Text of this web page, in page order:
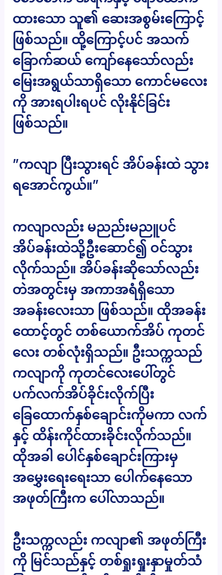
ထားသော သူ၏ ဆေးအစွမ်းကြောင့်
ဖြစ်သည်။ ထို့ကြောင့်ပင် အသက်
ခြောက်ဆယ် ကျော်နေသော်လည်း
မြေးအရွယ်သာရှိသော ကောင်မလေး
ကို အားရပါးရပင် လိုးနိုင်ခြင်း
ဖြစ်သည်။
”ကလျာ ပြီးသွားရင် အိပ်ခန်းထဲ သွား
ရအောင်ကွယ်။”
ကလျာလည်း မညည်းမညူပင်
အိပ်ခန်းထဲသို့ဦးဆောင်၍ ဝင်သွား
လိုက်သည်။ အိပ်ခန်းဆိုသော်လည်း
တဲအတွင်းမှ အကာအရံရှိသော
အခန်းလေးသာ ဖြစ်သည်။ ထိုအခန်း
ထောင့်တွင် တစ်ယောက်အိပ် ကုတင်
လေး တစ်လုံးရှိသည်။ ဦးသက္ကသည်
ကလျာကို ကုတင်လေးပေါ်တွင်
ပက်လက်အိပ်ခိုင်းလိုက်ပြီး
ခြေထောက်နှစ်ချောင်းကိုမကာ လက်
နှင့် ထိန်းကိုင်ထားခိုင်းလိုက်သည်။
ထိုအခါ ပေါင်နှစ်ချောင်းကြားမှ
အမွှေးရေးရေးသာ ပေါက်နေသော
အဖုတ်ကြီးက ပေါ်လာသည်။
ဦးသက္ကလည်း ကလျာ၏ အဖုတ်ကြီး
ကို မြင်သည်နှင့် တစ်ရှုးရှုးနှာမှုတ်သံ